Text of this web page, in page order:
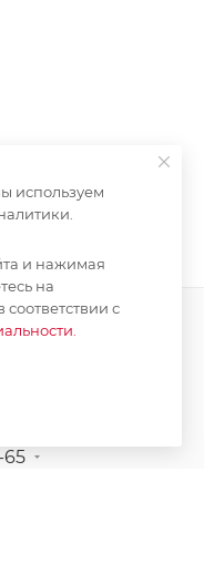
65
используем
и нажимая
на
с